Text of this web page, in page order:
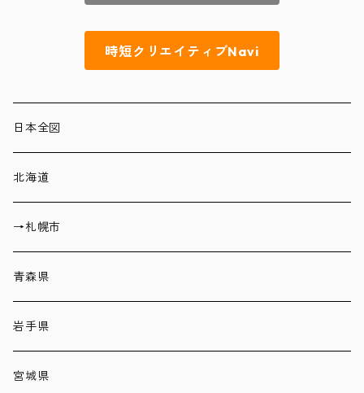
時短クリエイティブNavi
日本全図
北海道
→札幌市
青森県
岩手県
宮城県